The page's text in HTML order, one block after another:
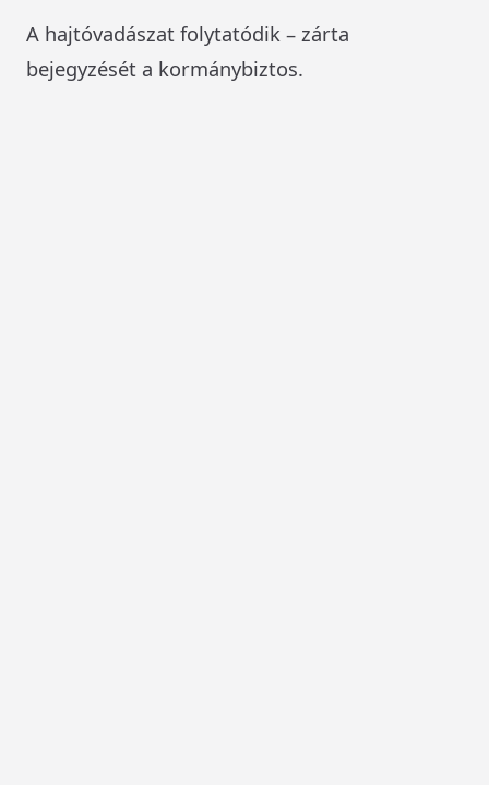
A hajtóvadászat folytatódik – zárta
bejegyzését a kormánybiztos.